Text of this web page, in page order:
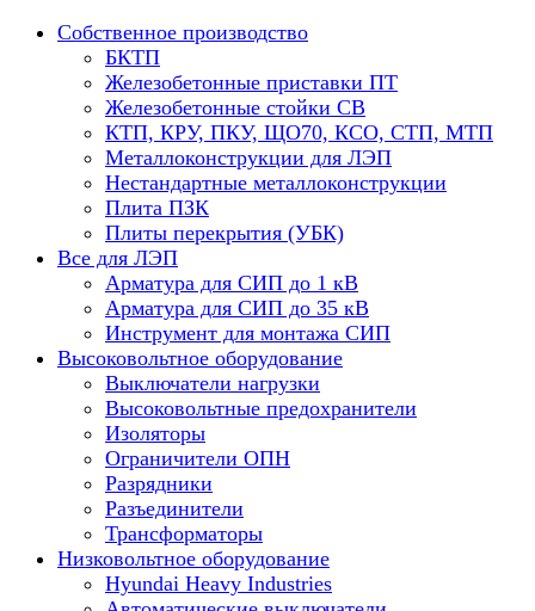
Собственное производство
БКТП
Железобетонные приставки ПТ
Железобетонные стойки СВ
КТП, КРУ, ПКУ, ЩО70, КСО, СТП, МТП
Металлоконструкции для ЛЭП
Нестандартные металлоконструкции
Плита ПЗК
Плиты перекрытия (УБК)
Все для ЛЭП
Арматура для СИП до 1 кВ
Арматура для СИП до 35 кВ
Инструмент для монтажа СИП
Высоковольтное оборудование
Выключатели нагрузки
Высоковольтные предохранители
Изоляторы
Ограничители ОПН
Разрядники
Разъединители
Трансформаторы
Низковольтное оборудование
Hyundai Heavy Industries